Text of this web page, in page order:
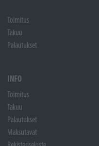
Toimitus
Takuu
Palautukset
INFO
Toimitus
Takuu
Palautukset
Maksutavat